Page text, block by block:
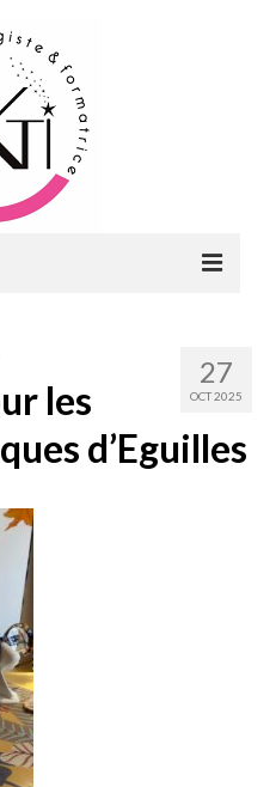
POINT DE VENTE
& VITRINES
FORMATEURS
27
OCT 2025
les
d’Eguilles